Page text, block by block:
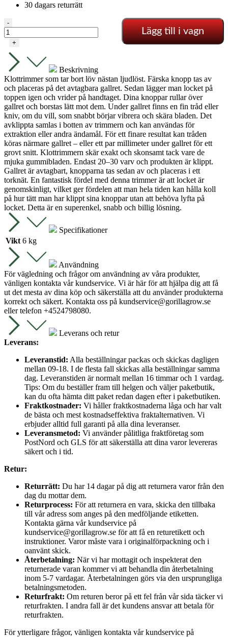
30 dagars returrätt
Elektrisk
trimmer
med
motor
40
cm
mängd
-
+
Lägg till i vagn
Beskrivning
Klottrimmer som tar bort löv nästan ljudlöst. Färska knopp tas av
och placeras på det avtagbara gallret. Sedan lägger man locket på
toppen igen och vrider på handtaget. Dina knoppar rullar över
gallret och borstas lätt mot dem. Under gallret finns en fin tråd eller
kniv, om du vill, som snabbt börjar vibrera och skära bladen. Det
avklippta samlas i botten av trimmern och kan användas för
extraktion eller andra ändamål. För ett finare resultat kan tråden
köras närmare gallret – eller ett par millimeter under gallret för ett
grovt snitt. Klottrimmern skär exakt och skonsamt tack vare de
mjuka gummibladen. Endast 20–30 varv och produkten är klippt.
Gallret är avtagbart, knopparna tas sedan av och placeras i ett
torknät. En fantastisk fördel med denna trimmer är att locket är
genomskinligt, vilket ger fördelen att man hela tiden kan hålla koll
på hur tätt man har klippt sina knoppar utan att behöva lyfta på
locket. Detta är en superenkel, snabb och billig lösning.
Specifikationer
Vikt 6 kg
Användning
För vägledning och frågor om användning av våra produkter,
vänligen kontakta vår kundservice. Vi är här för att hjälpa dig att få
ut det mesta av dina köp och säkerställa att du använder produkterna
korrekt och säkert. Kontakta oss på kundservice@gorillagrow.se
eller telefon +4524798080.
Leverans och retur
Leverans:
Leveranstid: Alla beställningar packas och skickas dagligen
mellan 09-18. I de flesta fall skickas alla beställningar samma
dag. Leveranstiden är normalt mellan 16 timmar och 1 vardag.
Tips: Om du beställer fram till helgen och väljer paketbutik,
kan du ofta hämta ditt paket redan dagen efter i paketbutiken.
Fraktkostnader: Vi håller fraktkostnaderna låga och har valt
de bästa och mest kostnadseffektiva fraktalternativen. Vi
erbjuder alltid full garanti på alla dina leveranser.
Leveransmetod: Vi använder pålitliga fraktföretag som
PostNord och GLS för att säkerställa att dina varor levereras
säkert och i tid.
Retur:
Returrätt: Du har 14 dagar på dig att returnera varor från den
dag du mottar dem.
Returprocess: För att returnera en vara, skicka den tillbaka
till vår adress som anges på den medföljande etiketten.
Kontakta gärna vår kundservice på
kundservice@gorillagrow.se för att få en returetikett och
instruktioner. Varor måste vara i originalförpackning och i
oanvänt skick.
Återbetalning: När vi har mottagit och inspekterat den
returnerade varan kommer vi att behandla din återbetalning
inom 5-7 vardagar. Återbetalningen görs via den ursprungliga
betalningsmetoden.
Returfrakt: Om returen beror på ett fel från vår sida täcker vi
returfrakten. I andra fall är det kundens ansvar att betala för
returfrakten.
För ytterligare frågor, vänligen kontakta vår kundservice på